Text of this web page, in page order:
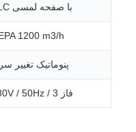
PLC با صفحه لمسی
1200 m3/h
پنوماتیک تغییر
380V / 50Hz / 3 فاز